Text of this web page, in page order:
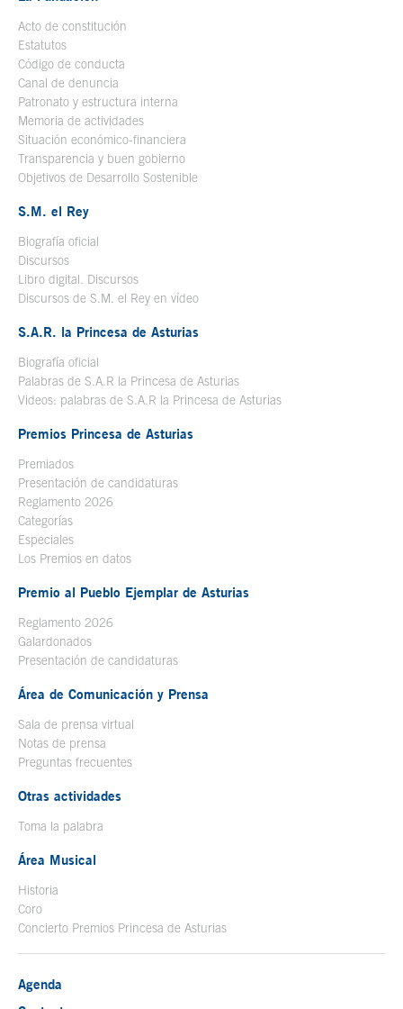
Acto de constitución
Estatutos
Código de conducta
Canal de denuncia
Patronato y estructura interna
Memoria de actividades
Situación económico-financiera
Transparencia y buen gobierno
Objetivos de Desarrollo Sostenible
S.M. el Rey
Biografía oficial
Discursos
Libro digital. Discursos
Discursos de S.M. el Rey en vídeo
S.A.R. la Princesa de Asturias
Biografía oficial
Palabras de S.A.R la Princesa de Asturias
Videos: palabras de S.A.R la Princesa de Asturias
Premios Princesa de Asturias
Premiados
Presentación de candidaturas
Reglamento 2026
Categorías
Especiales
Los Premios en datos
Premio al Pueblo Ejemplar de Asturias
Reglamento 2026
Galardonados
Presentación de candidaturas
Área de Comunicación y Prensa
Sala de prensa virtual
Notas de prensa
Preguntas frecuentes
Otras actividades
Toma la palabra
Área Musical
Historia
Coro
Concierto Premios Princesa de Asturias
Agenda